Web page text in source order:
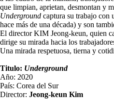
que limpian, aprietan, desmontan y
Underground captura su trabajo con
hace más de una década) y son
El director KIM Jeong-keun, quien
dirige su mirada hacia los
Una mirada respetuosa, tierna y
Titulo: Underground
Año: 2020
País: Corea del Sur
Director: Jeong-keun Kim